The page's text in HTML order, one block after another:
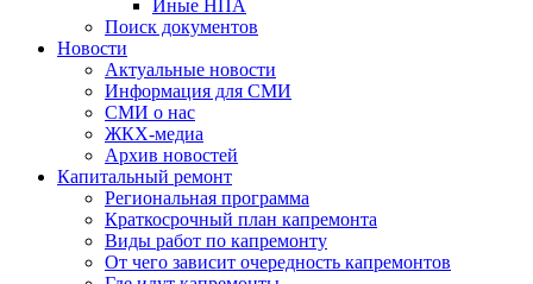
Иные НПА
Поиск документов
Новости
Актуальные новости
Информация для СМИ
СМИ о нас
ЖКХ-медиа
Архив новостей
Капитальный ремонт
Региональная программа
Краткосрочный план капремонта
Виды работ по капремонту
От чего зависит очередность капремонтов